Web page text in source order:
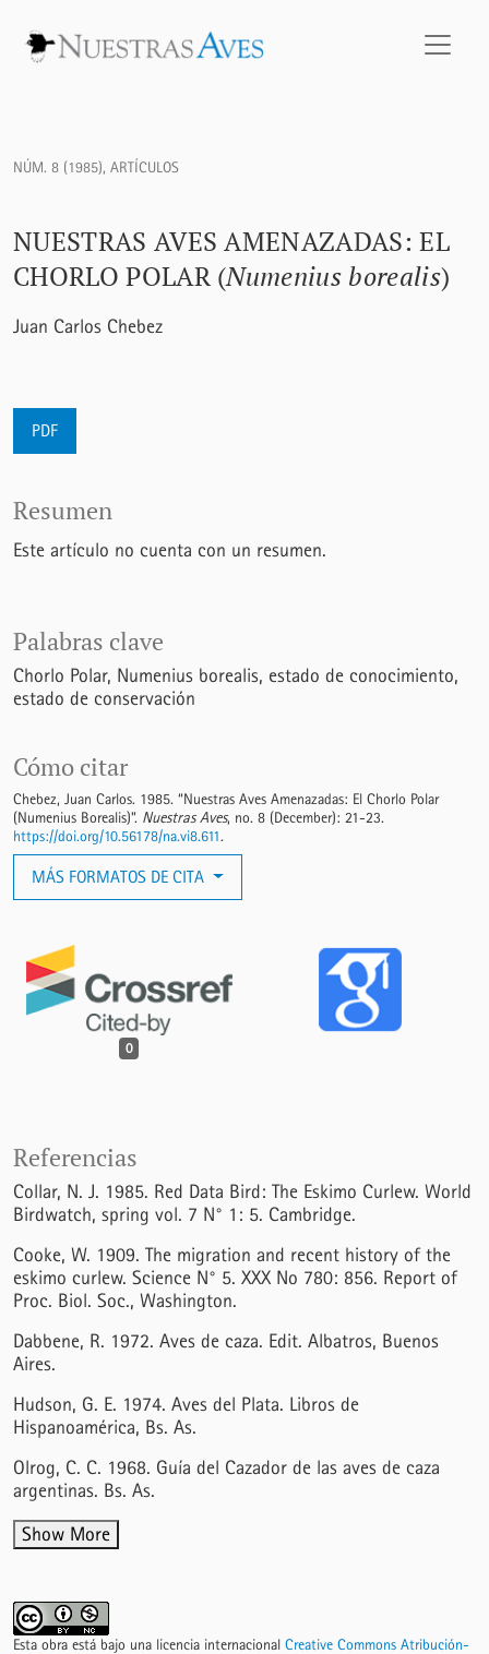
NÚM. 8 (1985), ARTÍCULOS
NUESTRAS AVES AMENAZADAS: EL
CHORLO POLAR (Numenius borealis)
Juan Carlos Chebez
PDF
Palabras clave
Chorlo Polar Numenius borealis estado de conocimiento
estado de conservación
Cómo citar
Chebez, Juan Carlos. 1985. “Nuestras Aves Amenazadas: El Chorlo Polar
(Numenius Borealis)”. Nuestras Aves, no. 8 (December): 21-23.
https://doi.org/10.56178/na.vi8.611.
MÁS FORMATOS DE CITA
0
Resumen
Este artículo no cuenta con un resumen.
Referencias
Collar, N. J. 1985. Red Data Bird: The Eskimo Curlew. World
Birdwatch, spring vol. 7 N° 1: 5. Cambridge.
Cooke, W. 1909. The migration and recent history of the
eskimo curlew. Science N° 5. XXX No 780: 856. Report of
Proc. Biol. Soc., Washington.
Dabbene, R. 1972. Aves de caza. Edit. Albatros, Buenos
Aires.
Hudson, G. E. 1974. Aves del Plata. Libros de
Hispanoamérica, Bs. As.
Olrog, C. C. 1968. Guía del Cazador de las aves de caza
argentinas. Bs. As.
Show More
Esta obra está bajo una licencia internacional Creative Commons Atribución-